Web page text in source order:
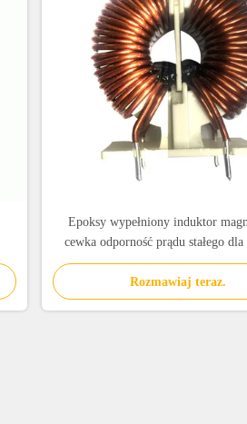
Epoksy wypełniony induktor
cewka odporność prądu stałego dla
elektronicznych
Rozmawiaj teraz.